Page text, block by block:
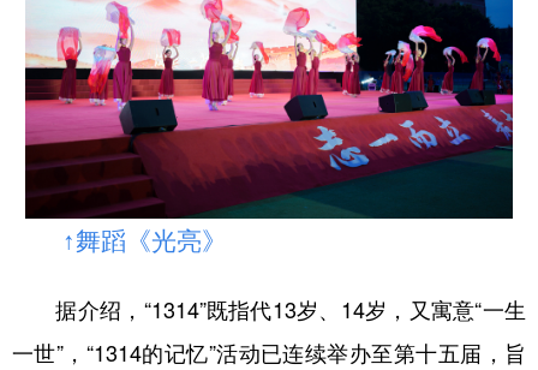
↑舞蹈《光亮》
据介绍，“1314”既指代13岁、14岁，又寓意“一生
一世”，“1314的记忆”活动已连续举办至第十五届，旨